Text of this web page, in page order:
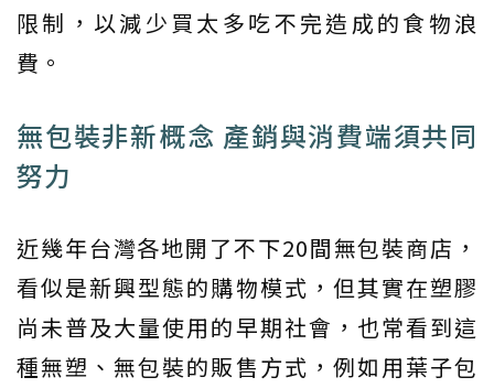
限制，以減少買太多吃不完造成的食物浪
費。
無包裝非新概念 產銷與消費端須共同
努力
近幾年台灣各地開了不下20間無包裝商店，
看似是新興型態的購物模式，但其實在塑膠
尚未普及大量使用的早期社會，也常看到這
種無塑、無包裝的販售方式，例如用葉子包